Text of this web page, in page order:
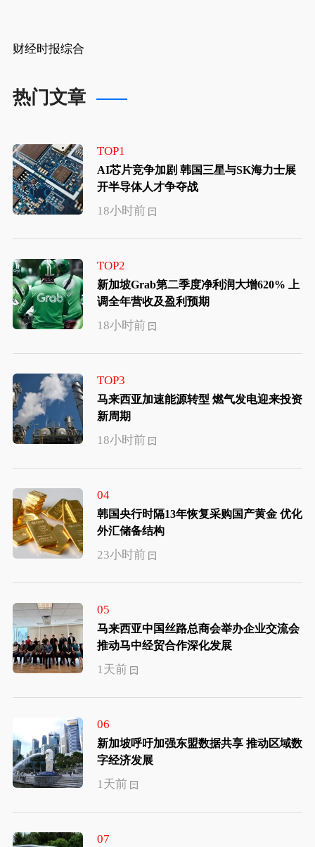
财经时报综合
热门文章
TOP1
AI芯片竞争加剧 韩国三星与SK海力士展
开半导体人才争夺战
18小时前
TOP2
新加坡Grab第二季度净利润大增620% 上
调全年营收及盈利预期
18小时前
TOP3
马来西亚加速能源转型 燃气发电迎来投资
新周期
18小时前
04
韩国央行时隔13年恢复采购国产黄金 优化
外汇储备结构
23小时前
05
马来西亚中国丝路总商会举办企业交流会
推动马中经贸合作深化发展
1天前
06
新加坡呼吁加强东盟数据共享 推动区域数
字经济发展
1天前
07